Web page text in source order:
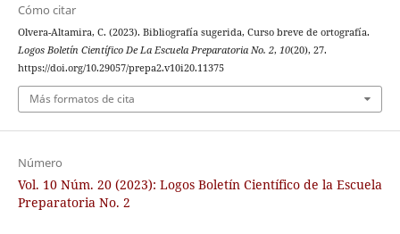
Cómo citar
Olvera-Altamira, C. (2023). Bibliografía sugerida, Curso breve de ortografía.
Logos Boletín Científico De La Escuela Preparatoria No. 2, 10(20), 27.
https://doi.org/10.29057/prepa2.v10i20.11375
Más formatos de cita
Número
Vol. 10 Núm. 20 (2023): Logos Boletín Científico de la Escuela
Preparatoria No. 2